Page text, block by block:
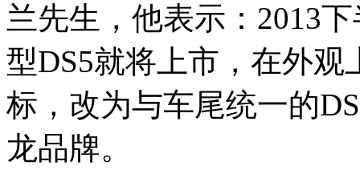
兰先生，他表示：2013
型DS5就将上市，在外
标，改为与车尾统一的
龙品牌。